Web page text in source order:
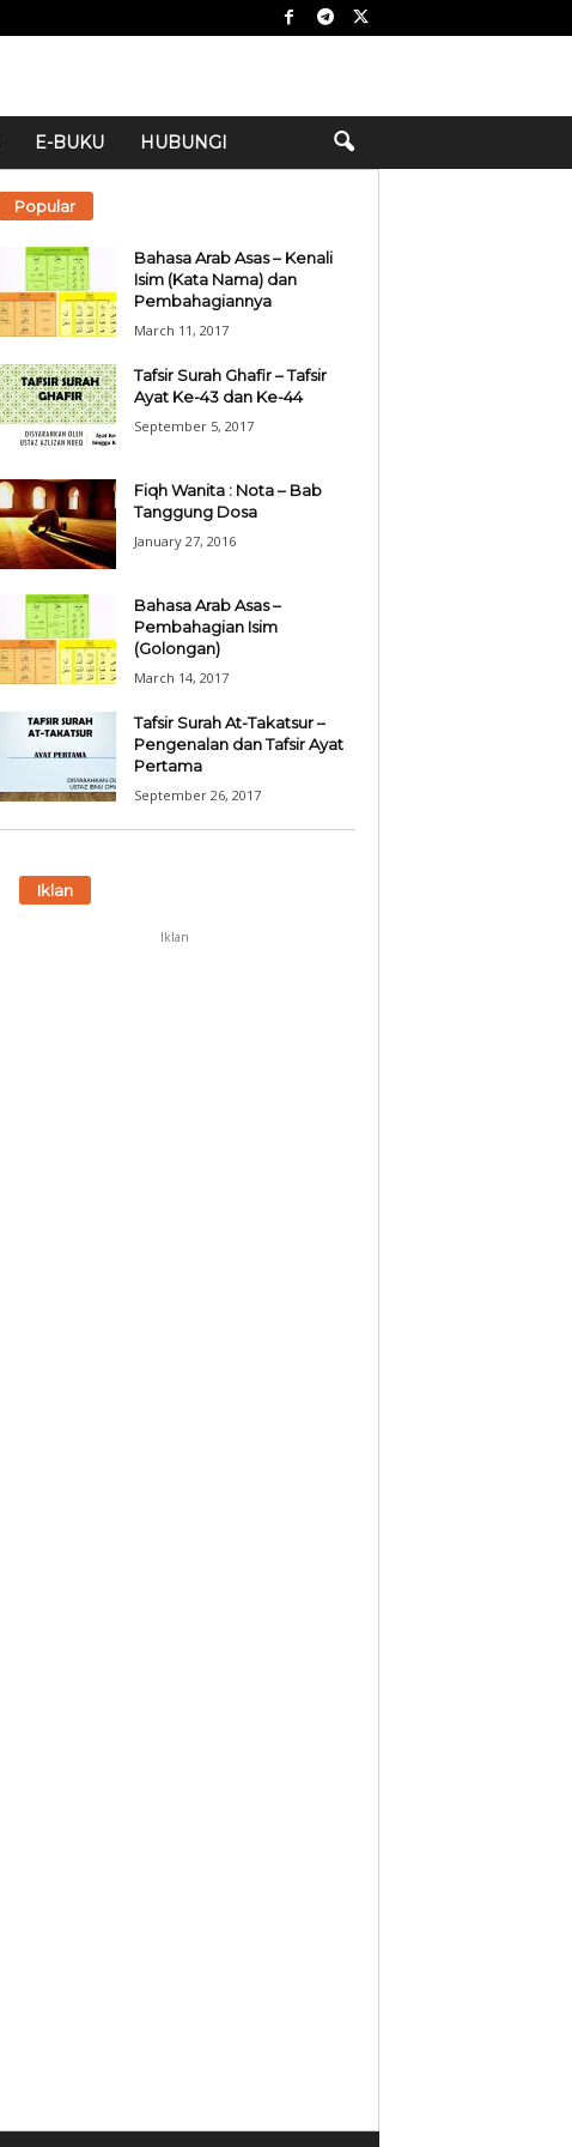
E-BUKU HUBUNGI
Popular
Bahasa Arab Asas – Kenali
Isim (Kata Nama) dan
Pembahagiannya
March 11, 2017
Tafsir Surah Ghafir – Tafsir
Ayat Ke-43 dan Ke-44
September 5, 2017
Fiqh Wanita : Nota – Bab
Tanggung Dosa
January 27, 2016
Bahasa Arab Asas –
Pembahagian Isim
(Golongan)
March 14, 2017
Tafsir Surah At-Takatsur –
Pengenalan dan Tafsir Ayat
Pertama
September 26, 2017
Iklan
Iklan